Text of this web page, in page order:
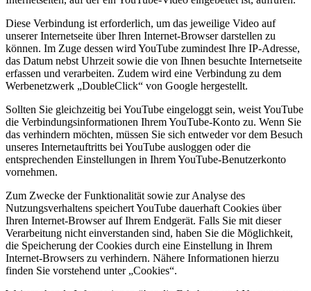
Diese Verbindung ist erforderlich, um das jeweilige Video auf
unserer Internetseite über Ihren Internet-Browser darstellen zu
können. Im Zuge dessen wird YouTube zumindest Ihre IP-Adresse,
das Datum nebst Uhrzeit sowie die von Ihnen besuchte Internetseite
erfassen und verarbeiten. Zudem wird eine Verbindung zu dem
Werbenetzwerk „DoubleClick“ von Google hergestellt.
Sollten Sie gleichzeitig bei YouTube eingeloggt sein, weist YouTube
die Verbindungsinformationen Ihrem YouTube-Konto zu. Wenn Sie
das verhindern möchten, müssen Sie sich entweder vor dem Besuch
unseres Internetauftritts bei YouTube ausloggen oder die
entsprechenden Einstellungen in Ihrem YouTube-Benutzerkonto
vornehmen.
Zum Zwecke der Funktionalität sowie zur Analyse des
Nutzungsverhaltens speichert YouTube dauerhaft Cookies über
Ihren Internet-Browser auf Ihrem Endgerät. Falls Sie mit dieser
Verarbeitung nicht einverstanden sind, haben Sie die Möglichkeit,
die Speicherung der Cookies durch eine Einstellung in Ihrem
Internet-Browsers zu verhindern. Nähere Informationen hierzu
finden Sie vorstehend unter „Cookies“.